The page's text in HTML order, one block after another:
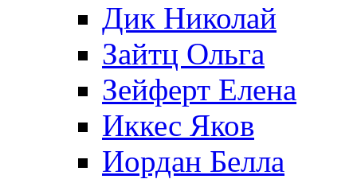
Дик Николай
Зайтц Ольга
Зейферт Елена
Иккес Яков
Иордан Белла